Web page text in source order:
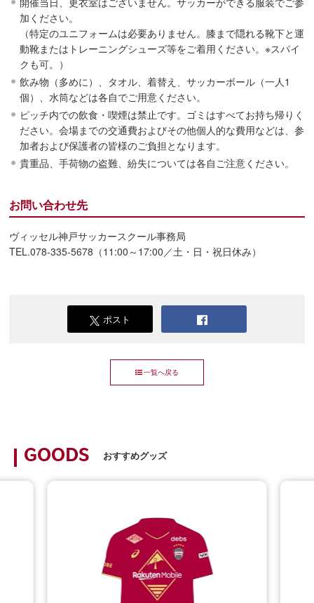
加ください。
（特定のユニフォームは必要ありません。膝まで隠れる靴下と運
動靴またはトレーニングシューズ等をご着用ください。※スパイ
クも可。）
飲み物（多めに）、タオル、着替え、サッカーボール（一人1
個）、水筒などは各自でご用意ください。
ピッチ内での飲食・喫煙は禁止です。ゴミはすべてお持ち帰りく
ださい。会場までの交通費およびその他個人的な費用などは、参
加者および保護者の皆様のご負担となります。
貴重品、手荷物の盗難、紛失については各自ご注意ください。
お問い合わせ先
ヴィッセル神戸サッカースクール事務局
TEL.078-335-5678（11:00～17:00／土・日・祝日休み）
ポスト
一覧へ戻る
GOODS おすすめグッズ